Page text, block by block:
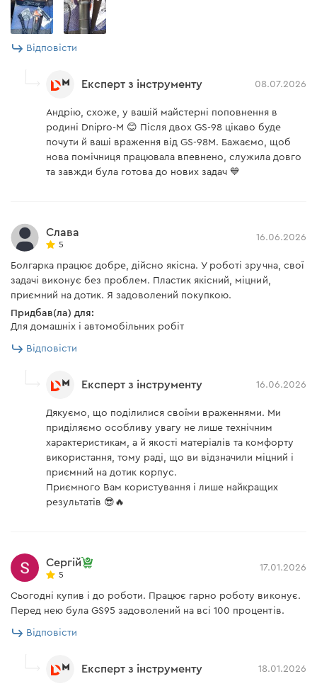
Низький рівень вібрації дає змогу працювати
інструментом довгий час без втоми, а зручний
хват дає можливість ідеально контролювати
Інструкція користувача
Завантажити інструкцію
Відповісти
Експерт з інструменту 08.07.2026
Андрію, схоже, у вашій майстерні поповнення в
родині Dnipro-M 😊 Після двох GS-98 цікаво буде
почути й ваші враження від GS-98M. Бажаємо, щоб
нова помічниця працювала впевнено, служила довго
та завжди була готова до нових задач 💙
Слава
5
16.06.2026
Болгарка працює добре, дійсно якісна. У роботі зручна, свої
задачі виконує без проблем. Пластик якісний, міцний,
приємний на дотик. Я задоволений покупкою.
Придбав(ла) для:
Для домашніх і автомобільних робіт
Відповісти
Експерт з інструменту 16.06.2026
Дякуємо, що поділилися своїми враженнями. Ми
приділяємо особливу увагу не лише технічним
характеристикам, а й якості матеріалів та комфорту
використання, тому раді, що ви відзначили міцний і
приємний на дотик корпус.
Приємного Вам користування і лише найкращих
результатів 😎🔥
Сергій
5
17.01.2026
Сьогодні купив і до роботи. Працює гарно роботу виконує.
Перед нею була GS95 задоволений на всі 100 процентів.
Відповісти
Експерт з інструменту 18.01.2026